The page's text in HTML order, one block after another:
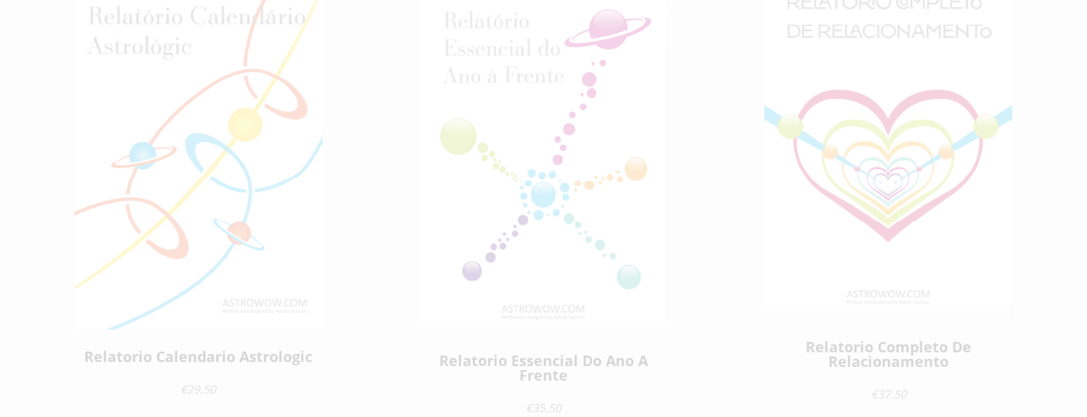
Relatorio Calendario Astrologic
€29.50
Relatorio Essencial Do Ano A
Frente
€35.50
Relatorio Completo De
Relacionamento
€37.50